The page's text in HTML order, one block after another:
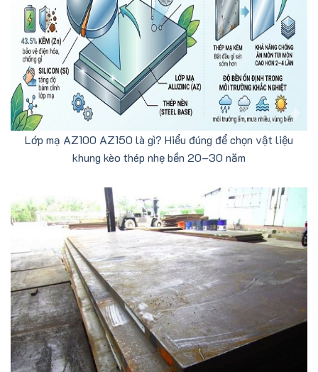
Lớp mạ AZ100 AZ150 là gì? Hiểu đúng để chọn vật liệu
khung kèo thép nhẹ bền 20–30 năm